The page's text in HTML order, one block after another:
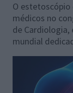
O
médicos no
de
mundial